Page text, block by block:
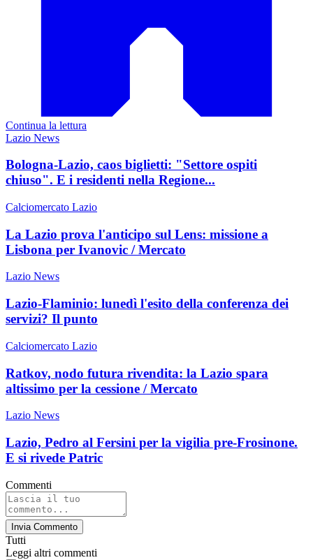
Continua la lettura
Lazio News
Bologna-Lazio, caos biglietti: "Settore ospiti
chiuso". E i residenti nella Regione...
Calciomercato Lazio
La Lazio prova l'anticipo sul Lens: missione a
Lisbona per Ivanovic / Mercato
Lazio News
Lazio-Flaminio: lunedì l'esito della conferenza dei
servizi? Il punto
Calciomercato Lazio
Ratkov, nodo futura rivendita: la Lazio spara
altissimo per la cessione / Mercato
Lazio News
Lazio, Pedro al Fersini per la vigilia pre-Frosinone.
E si rivede Patric
Commenti
Invia Commento
Tutti
Leggi altri commenti